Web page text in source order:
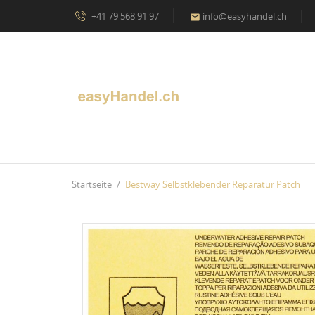
+41 79 568 91 97  info@easyhandel.ch
Startseite Bestway Selbstklebender Reparatur Patch